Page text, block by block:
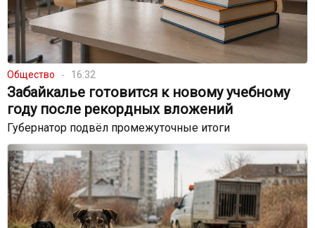
Общество 16:32
Забайкалье готовится к новому учебному
году после рекордных вложений
Губернатор подвёл промежуточные итоги